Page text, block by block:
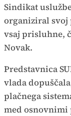
Sindikat
organiziral svoj
vsaj prisluhne,
Novak.
Predstavnica
vlada
plačnega
med